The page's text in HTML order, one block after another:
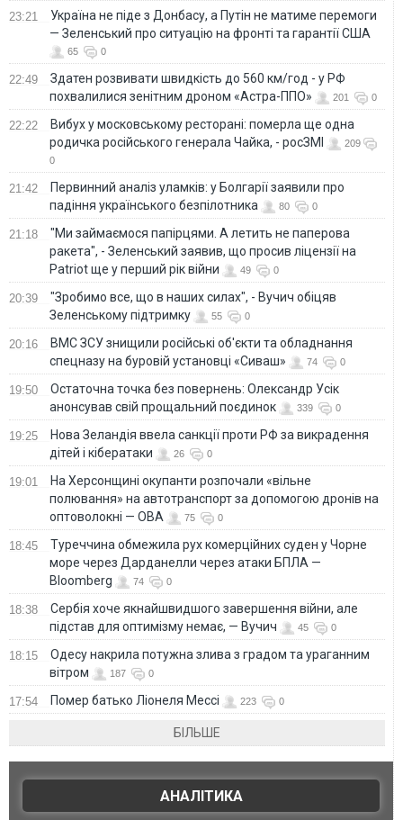
23:21
Україна не піде з Донбасу, а Путін не матиме перемоги
— Зеленський про ситуацію на фронті та гарантії США
65 0
22:49
Здатен розвивати швидкість до 560 км/год - у РФ
похвалилися зенітним дроном «Астра-ППО»
201 0
22:22
Вибух у московському ресторані: померла ще одна
родичка російського генерала Чайка, - росЗМІ
209
0
21:42
Первинний аналіз уламків: у Болгарії заявили про
падіння українського безпілотника
80 0
21:18
"Ми займаємося папірцями. А летить не паперова
ракета", - Зеленський заявив, що просив ліцензії на
Patriot ще у перший рік війни
49 0
20:39
"Зробимо все, що в наших силах", - Вучич обіцяв
Зеленському підтримку
55 0
20:16
ВМС ЗСУ знищили російські об'єкти та обладнання
спецназу на буровій установці «Сиваш»
74 0
19:50
Остаточна точка без повернень: Олександр Усік
анонсував свій прощальний поєдинок
339 0
19:25
Нова Зеландія ввела санкції проти РФ за викрадення
дітей і кібератаки
26 0
19:01
На Херсонщині окупанти розпочали «вільне
полювання» на автотранспорт за допомогою дронів на
оптоволокні — ОВА
75 0
18:45
Туреччина обмежила рух комерційних суден у Чорне
море через Дарданелли через атаки БПЛА —
Bloomberg
74 0
18:38
Сербія хоче якнайшвидшого завершення війни, але
підстав для оптимізму немає, — Вучич
45 0
18:15
Одесу накрила потужна злива з градом та ураганним
вітром
187 0
17:54 Помер батько Ліонеля Мессі 223 0
БІЛЬШЕ
АНАЛІТИКА